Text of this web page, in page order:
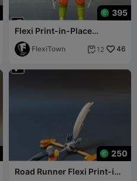
395
Flexi Print-in-Place
Teenage Mutant Ninja
Turtles, Raphael
FlexiTown  12 46
250
Road Runner Flexi Print-in-